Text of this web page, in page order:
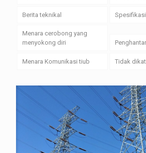
Berita teknikal
Menara cerobong yang
menyokong diri
Menara Komunikasi tiub Tidak